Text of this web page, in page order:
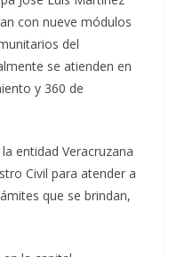
con nueve módulos
del
se atienden en
y 360 de
entidad Veracruzana
Civil para atender a
que se brindan,